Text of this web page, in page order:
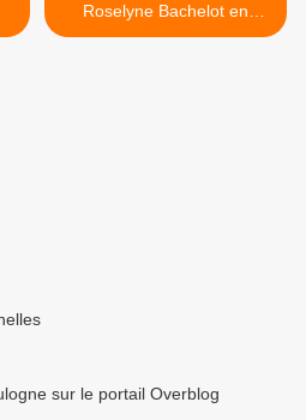
Roselyne Bachelot en
TOURNOI SINGULIER. >
sur le portail Overblog